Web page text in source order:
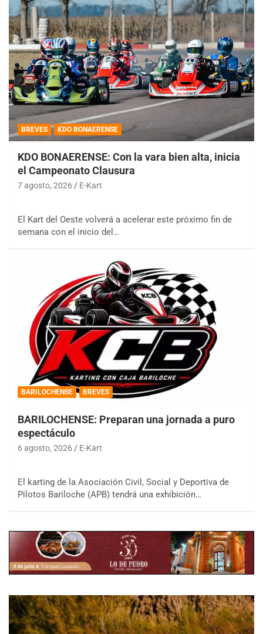
BREVES KDO BONAERENSE
KDO BONAERENSE: Con la vara bien alta, inicia
el Campeonato Clausura
7 agosto, 2026 E-Kart
El Kart del Oeste volverá a acelerar este próximo fin de
semana con el inicio del…
BARILOCHENSE BREVES
BARILOCHENSE: Preparan una jornada a puro
espectáculo
6 agosto, 2026 E-Kart
El karting de la Asociación Civil, Social y Deportiva de
Pilotos Bariloche (APB) tendrá una exhibición…